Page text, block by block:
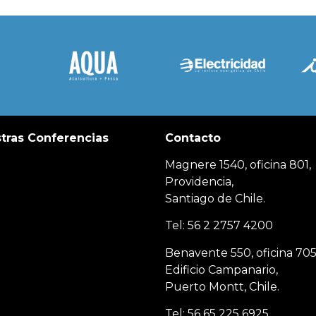
Conferencias Contacto
Magnere 1540, oficina 801,
Providencia,
Santiago de Chile.
Tel: 56 2 2757 4200
Benavente 550, oficina
Edificio Campanario,
Puerto Montt, Chile.